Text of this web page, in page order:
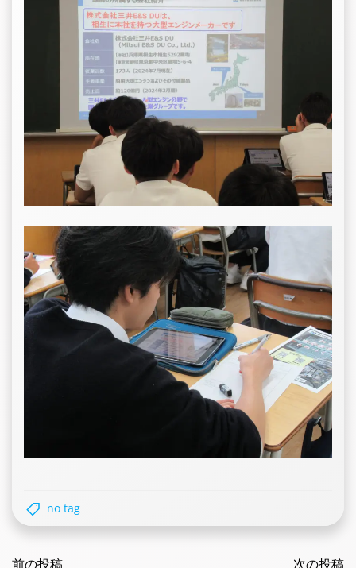
no tag
前の投稿 次の投稿